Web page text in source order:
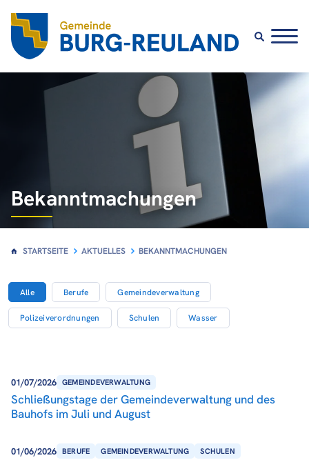
Bekanntmachungen
STARTSEITE AKTUELLES BEKANNTMACHUNGEN
Alle Berufe Gemeindeverwaltung
Polizeiverordnungen Schulen Wasser
01/07/2026 GEMEINDEVERWALTUNG
Schließungstage der Gemeindeverwaltung und des
Bauhofs im Juli und August
01/06/2026 BERUFE GEMEINDEVERWALTUNG SCHULEN